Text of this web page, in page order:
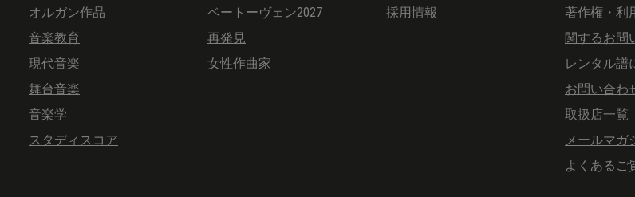
オルガン作品
音楽教育
現代音楽
舞台音楽
音楽学
スタディスコア
ベートーヴェン2027
再発見
女性作曲家
採用情報
著作権・利
関するお問
レンタル譜
お問い合わ
取扱店一覧
メールマガ
よくあるご